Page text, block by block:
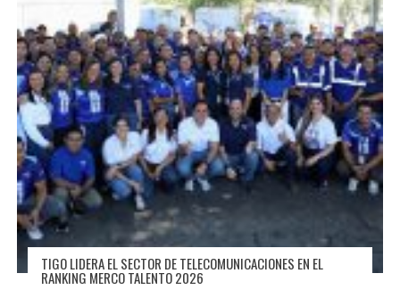
TIGO LIDERA EL SECTOR DE TELECOMUNICACIONES EN EL
RANKING MERCO TALENTO 2026